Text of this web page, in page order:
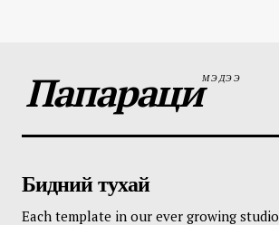
ПапарациМЭДЭЭ
Бидний тухай
Each template in our ever growing studio